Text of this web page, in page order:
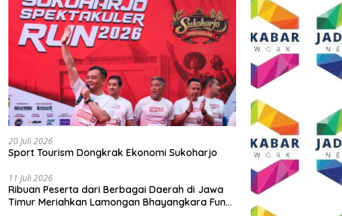
20 Juli 2026
Sport Tourism Dongkrak Ekonomi Sukoharjo
11 Juli 2026
Ribuan Peserta dari Berbagai Daerah di Jawa
Timur Meriahkan Lamongan Bhayangkara Fun